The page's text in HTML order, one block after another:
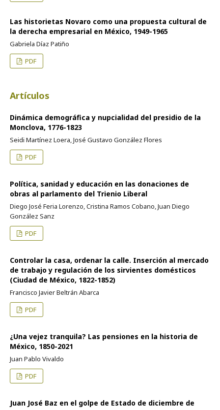
Las historietas Novaro como una propuesta cultural de
la derecha empresarial en México, 1949-1965
Gabriela Díaz Patiño
PDF
Artículos
Dinámica demográfica y nupcialidad del presidio de la
Monclova, 1776-1823
Seidi Martínez Loera, José Gustavo González Flores
PDF
Política, sanidad y educación en las donaciones de
obras al parlamento del Trienio Liberal
Diego José Feria Lorenzo, Cristina Ramos Cobano, Juan Diego
González Sanz
PDF
Controlar la casa, ordenar la calle. Inserción al mercado
de trabajo y regulación de los sirvientes domésticos
(Ciudad de México, 1822-1852)
Francisco Javier Beltrán Abarca
PDF
¿Una vejez tranquila? Las pensiones en la historia de
México, 1850-2021
Juan Pablo Vivaldo
PDF
Juan José Baz en el golpe de Estado de diciembre de